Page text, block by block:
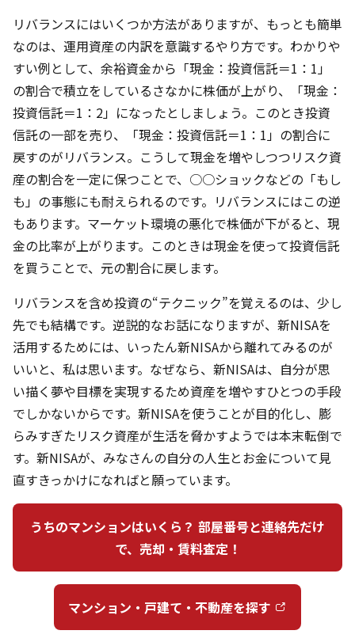
リバランスにはいくつか方法がありますが、もっとも簡単
なのは、運用資産の内訳を意識するやり方です。わかりや
すい例として、余裕資金から「現金：投資信託＝1：1」
の割合で積立をしているさなかに株価が上がり、「現金：
投資信託＝1：2」になったとしましょう。このとき投資
信託の一部を売り、「現金：投資信託＝1：1」の割合に
戻すのがリバランス。こうして現金を増やしつつリスク資
産の割合を一定に保つことで、○○ショックなどの「もし
も」の事態にも耐えられるのです。リバランスにはこの逆
もあります。マーケット環境の悪化で株価が下がると、現
金の比率が上がります。このときは現金を使って投資信託
を買うことで、元の割合に戻します。
リバランスを含め投資の“テクニック”を覚えるのは、少し
先でも結構です。逆説的なお話になりますが、新NISAを
活用するためには、いったん新NISAから離れてみるのが
いいと、私は思います。なぜなら、新NISAは、自分が思
い描く夢や目標を実現するため資産を増やすひとつの手段
でしかないからです。新NISAを使うことが目的化し、膨
らみすぎたリスク資産が生活を脅かすようでは本末転倒で
す。新NISAが、みなさんの自分の人生とお金について見
直すきっかけになればと願っています。
うちのマンションはいくら？ 部屋番号と連絡先だけ
で、売却・賃料査定！
マンション・戸建て・不動産を探す